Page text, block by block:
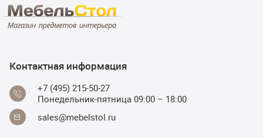
Контактная информация
+7 (495) 215-50-27
Понедельник-пятница 09:00 – 18:00
sales@mebelstol.ru